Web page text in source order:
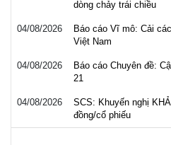
dòng chảy trái chiều
04/08/2026
Báo cáo Vĩ mô: Cải
Việt Nam
04/08/2026
Báo cáo Chuyên đề:
21
04/08/2026
SCS: Khuyến nghị
đồng/cổ phiếu